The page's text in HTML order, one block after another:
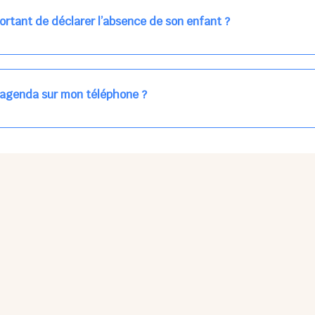
de déclarer l’absence de son enfant ?
enfants à accueillir, et ajuster les plannings au mieux.
car les repas sont commandés à l’avance.
sur mon téléphone ?
sur l'App Store ni Google Play car il s'agit d'une Web App,